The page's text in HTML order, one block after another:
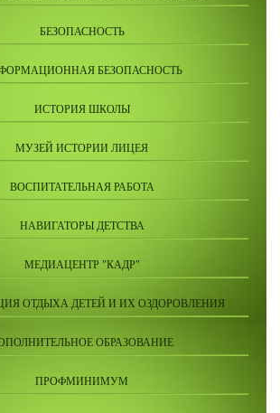
БЕЗОПАСНОСТЬ
БЕЗОПАСНОСТЬ
ИСТОРИЯ ШКОЛЫ
МУЗЕЙ ИСТОРИИ ЛИЦЕЯ
ВОСПИТАТЕЛЬНАЯ РАБОТА
НАВИГАТОРЫ ДЕТСТВА
МЕДИАЦЕНТР "КАДР"
ОТДЫХА ДЕТЕЙ И ИХ ОЗДОРОВЛЕНИЯ
ОБРАЗОВАНИЕ
ПРОФМИНИМУМ